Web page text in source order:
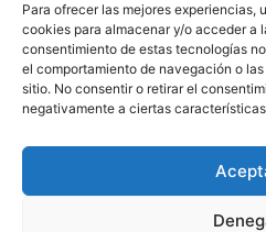
Para ofrecer las mejores experiencias,
cookies para almacenar y/o acceder a
consentimiento de estas tecnologías
el comportamiento de navegación o
sitio. No consentir o retirar el
negativamente a ciertas
Política de
Aviso
910